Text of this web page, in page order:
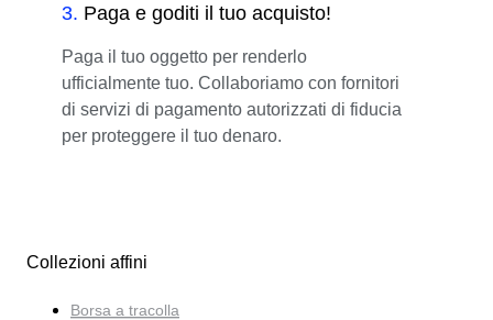
3. Paga e goditi il tuo acquisto!
Paga il tuo oggetto per renderlo
ufficialmente tuo. Collaboriamo con fornitori
di servizi di pagamento autorizzati di fiducia
per proteggere il tuo denaro.
Collezioni affini
Borsa a tracolla